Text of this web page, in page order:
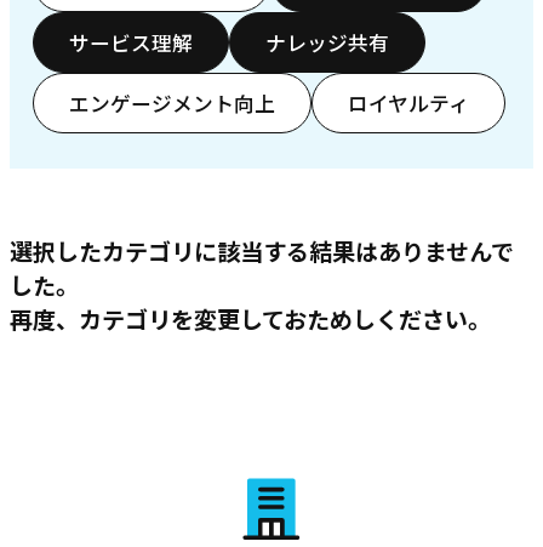
サービス理解 ナレッジ共有
エンゲージメント向上 ロイヤルティ
選択したカテゴリに該当する結果はありませんで
した。
再度、カテゴリを変更しておためしください。